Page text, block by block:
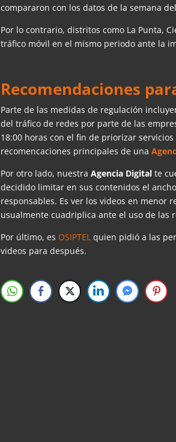
compararon con los datos de la semana
Por lo contrario, distritos como La Punta,
tráfico móvil en el mismo periodo ante la
Recomendaciones
Parte de las medidas de regulación
del tráfico de redes por parte de las
18:00 horas con el fin de priorizar
recomencaciones principales de una
Por otro lado, nuestraAgencia Digital te
decidido limitar en sus contenidos el
responsables. Es ver los videos en menor
usualmente cuadriplica ante el uso de las
Por último, es OSIPTEL quien pidió a las
videos para después.